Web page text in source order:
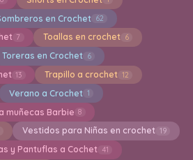
en Crochet 62
7 Toallas en crochet 6
Toreras en Crochet 6
13 Trapillo a crochet 12
Verano a Crochet 1
muñecas Barbie 8
Vestidos para Niñas en crochet 19
y Pantuflas a Cochet 41